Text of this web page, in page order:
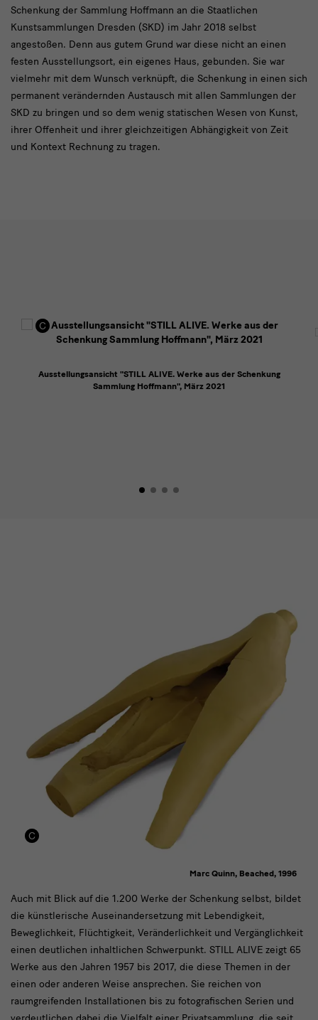
Schenkung der Sammlung Hoffmann an die Staatlichen
Kunstsammlungen Dresden (SKD) im Jahr 2018 selbst
angestoßen. Denn aus gutem Grund war diese nicht an einen
festen Ausstellungsort, ein eigenes Haus, gebunden. Sie war
vielmehr mit dem Wunsch verknüpft, die Schenkung in einen sich
permanent verändernden Austausch mit allen Sammlungen der
SKD zu bringen und so dem wenig statischen Wesen von Kunst,
ihrer Offenheit und ihrer gleichzeitigen Abhängigkeit von Zeit
und Kontext Rechnung zu tragen.
Ausstellungsansicht "STILL ALIVE. Werke aus der Schenkung
Sammlung Hoffmann", März 2021
Einen
weiteren
Fokus
Auch mit Blick auf die 1.200 Werke der Schenkung selbst, bildet
die künstlerische Auseinandersetzung mit Lebendigkeit,
Beweglichkeit, Flüchtigkeit, Veränderlichkeit und Vergänglichkeit
einen deutlichen inhaltlichen Schwerpunkt. STILL ALIVE zeigt 65
Werke aus den Jahren 1957 bis 2017, die diese Themen in der
einen oder anderen Weise ansprechen. Sie reichen von
raumgreifenden Installationen bis zu fotografischen Serien und
Marc Quinn, Beached, 1996